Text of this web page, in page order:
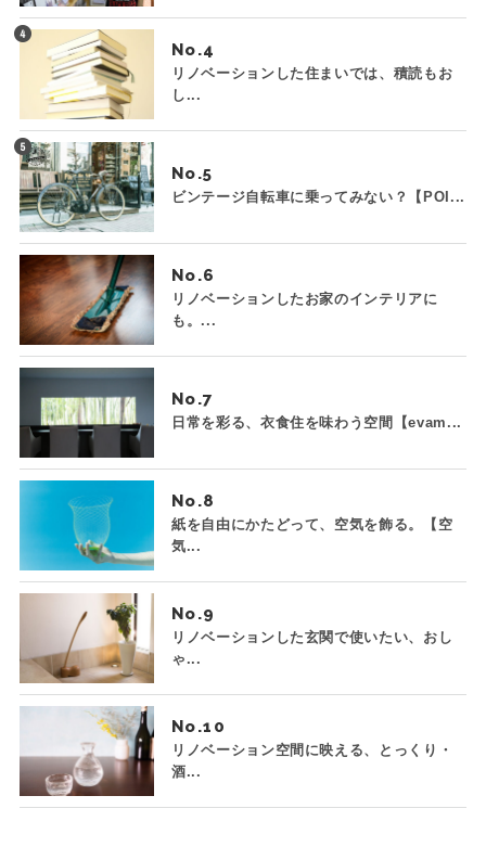
No.
リノベーションした住まいでは、積読もお
し...
No.
ビンテージ自転車に乗ってみない？【POI...
No.
リノベーションしたお家のインテリアに
も。...
No.
日常を彩る、衣食住を味わう空間【evam...
No.
紙を自由にかたどって、空気を飾る。【空
気...
No.
リノベーションした玄関で使いたい、おし
ゃ...
No.
リノベーション空間に映える、とっくり・
酒...